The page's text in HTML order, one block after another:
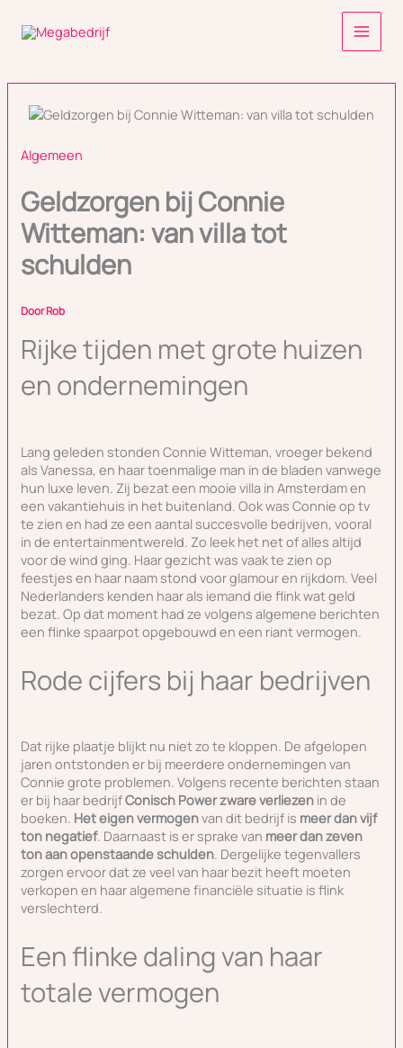
naar
Algemeen
Geldzorgen bij Connie
Witteman: van villa tot
schulden
DoorRob
Rijke tijden met grote huizen
en ondernemingen
Lang geleden stonden Connie Witteman, vroeger bekend
als Vanessa, en haar toenmalige man in de bladen vanwege
hun luxe leven. Zij bezat een mooie villa in Amsterdam en
een vakantiehuis in het buitenland. Ook was Connie op tv
te zien en had ze een aantal succesvolle bedrijven, vooral
in de entertainmentwereld. Zo leek het net of alles altijd
voor de wind ging. Haar gezicht was vaak te zien op
feestjes en haar naam stond voor glamour en rijkdom. Veel
Nederlanders kenden haar als iemand die flink wat geld
bezat. Op dat moment had ze volgens algemene berichten
een flinke spaarpot opgebouwd en een riant vermogen.
Rode cijfers bij haar bedrijven
Dat rijke plaatje blijkt nu niet zo te kloppen. De afgelopen
jaren ontstonden er bij meerdere ondernemingen van
Connie grote problemen. Volgens recente berichten staan
er bij haar bedrijfConisch Powerzware verliezen in de
boeken. Het eigen vermogenvan dit bedrijf is meer dan vijf
ton negatief. Daarnaast is er sprake van meer dan zeven
ton aan openstaande schulden. Dergelijke tegenvallers
zorgen ervoor dat ze veel van haar bezit heeft moeten
verkopen en haar algemene financiële situatie is flink
verslechterd.
Een flinke daling van haar
totale vermogen